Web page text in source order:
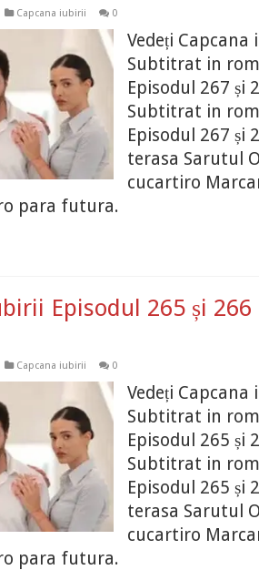
Capcana iubirii 0
Vedeți
Subtitrat in
Episodul 267 și
Subtitrat in
Episodul 267 și
terasa Sarutul
cucartiro
para futura.
Episodul 265 și
Capcana iubirii 0
Vedeți
Subtitrat in
Episodul 265 și
Subtitrat in
Episodul 265 și
terasa Sarutul
cucartiro
para futura.